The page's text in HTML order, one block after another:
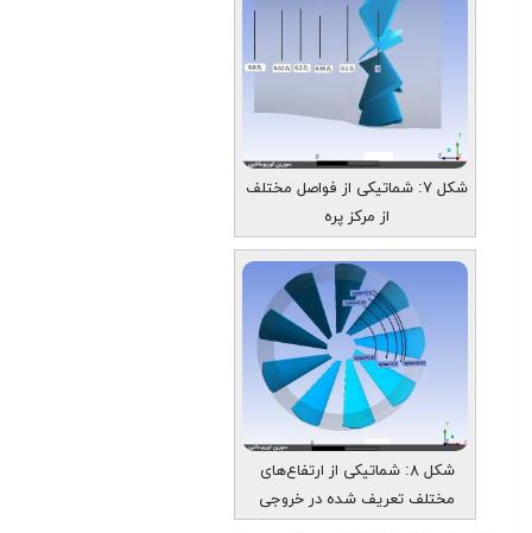
شکل ۷: شماتیکی از فواصل مختلف
از مرکز پره
شکل ۸: شماتیکی از ارتفاع‌های
مختلف تعریف شده در خروجی